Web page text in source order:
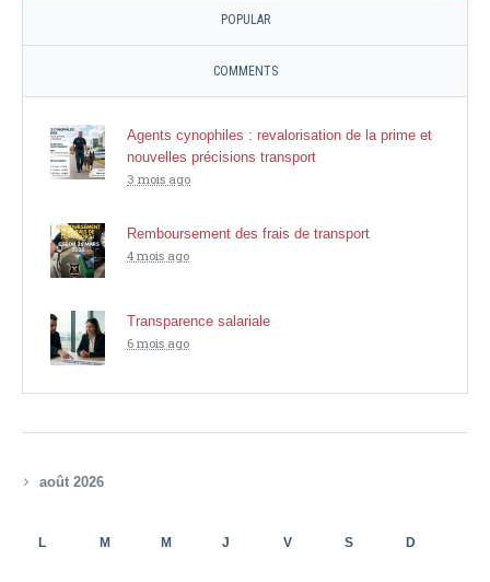
POPULAR
COMMENTS
Agents cynophiles : revalorisation de la prime et
nouvelles précisions transport
3 mois ago
Remboursement des frais de transport
4 mois ago
Transparence salariale
6 mois ago
août 2026
L M M J V S D